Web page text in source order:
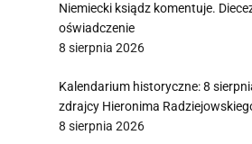
Niemiecki ksiądz komentuje.
oświadczenie
8 sierpnia 2026
Kalendarium historyczne: 8
zdrajcy Hieronima
8 sierpnia 2026